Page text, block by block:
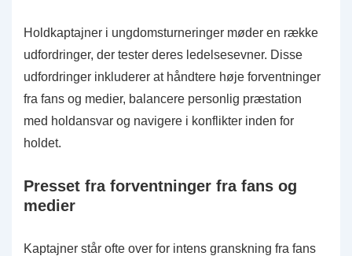
Holdkaptajner i ungdomsturneringer møder en række
udfordringer, der tester deres ledelsesevner. Disse
udfordringer inkluderer at håndtere høje forventninger
fra fans og medier, balancere personlig præstation
med holdansvar og navigere i konflikter inden for
holdet.
Presset fra forventninger fra fans og
medier
Kaptajner står ofte over for intens granskning fra fans